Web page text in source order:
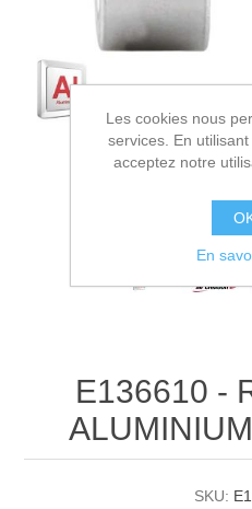
E136610 -
SKU:
Les cookies nous
services. En
acceptez notre
En